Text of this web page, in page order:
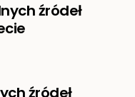
źródeł
źródeł